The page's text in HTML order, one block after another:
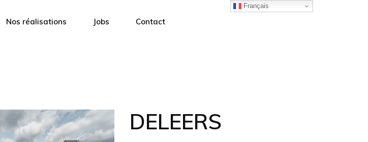
Nos réalisations Jobs Contact
DELEERS
Français